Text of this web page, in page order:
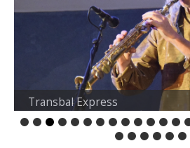
Transbal Express